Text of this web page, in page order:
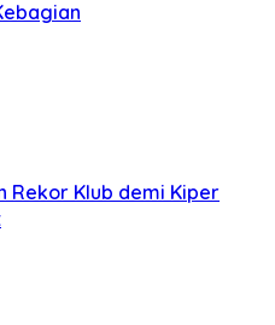
Rekor Klub demi Kiper